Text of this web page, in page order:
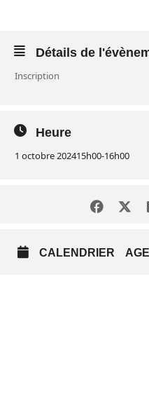
Détails de
Inscription
Heure
1 octobre 202415h00-16h00
CALENDRIER